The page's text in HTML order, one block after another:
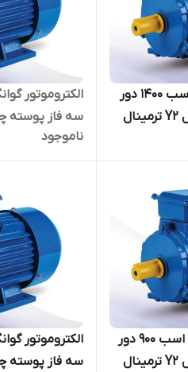
الکتروموتور گوانگجو 4 اسب 1400 دور
سه فاز پوسته چدن مدل Y2 ترمینال
بالا
ناموجود
الکتروموتور گوانگجو 1.5 اسب 900 دور
سه فاز پوسته چدن مدل Y2 ترمینال